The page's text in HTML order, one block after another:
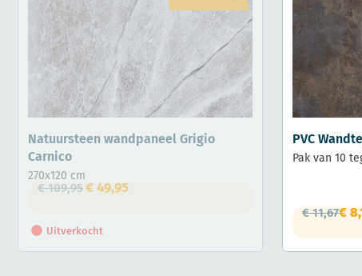
Natuursteen wandpaneel Grigio
Carnico
270x120 cm
€109,95€ 49,95
Uitverkocht
PVC
Pak van 10
€11,67€